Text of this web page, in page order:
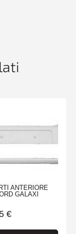
ANTERIORE
GALAXI
€